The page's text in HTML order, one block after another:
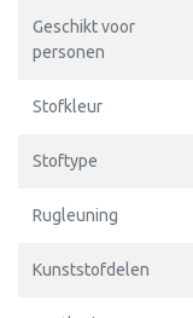
Geschikt voor
personen
Stofkleur
Stoftype
Rugleuning
Kunststofdelen